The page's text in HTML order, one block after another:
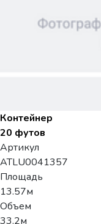
Контейнер
20 футов
Артикул
ATLU0041357
Площадь
13.57м
Объем
33.2м